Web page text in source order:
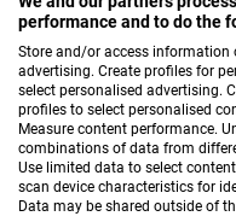
performance and to do the
Store and/or access information
advertising. Create profiles for
select personalised advertising.
profiles to select personalised
Measure content performance.
combinations of data from
Use limited data to select
scan device characteristics for
Data may be shared outside of
-13 %